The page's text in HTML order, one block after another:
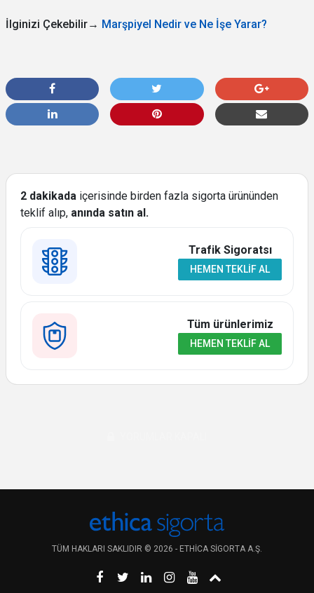
İlginizi Çekebilir→ Marşpiyel Nedir ve Ne İşe Yarar?
2 dakikada içerisinde birden fazla sigorta ürününden
teklif alıp, anında satın al.
Trafik Sigoratsı
HEMEN TEKLIF AL
Tüm ürünlerimiz
HEMEN TEKLIF AL
TÜM HAKLARI SAKLIDIR © 2026 - ETHICA SIGORTA A.Ş.